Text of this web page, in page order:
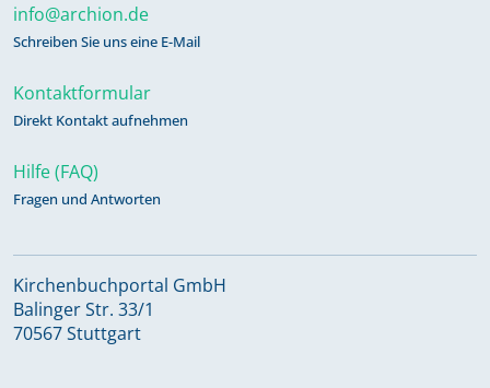
info@archion.de
Schreiben Sie uns eine E-Mail
Kontaktformular
Direkt Kontakt aufnehmen
Hilfe (FAQ)
Fragen und Antworten
Kirchenbuchportal GmbH
Balinger Str. 33/1
70567 Stuttgart